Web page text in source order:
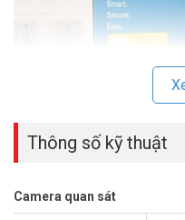
Phát Hiện Trẻ Khóc với Tính
Thông số kỹ thuật
Camera quan sát